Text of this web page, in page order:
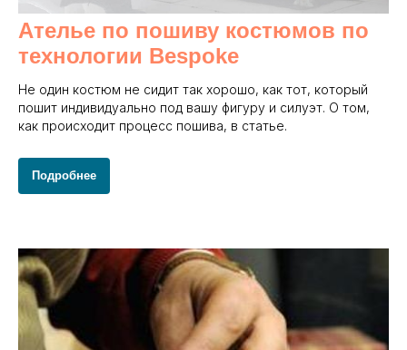
Ателье по пошиву костюмов по
технологии Bespoke
Не один костюм не сидит так хорошо, как тот, который
пошит индивидуально под вашу фигуру и силуэт. О том,
как происходит процесс пошива, в статье.
Подробнее